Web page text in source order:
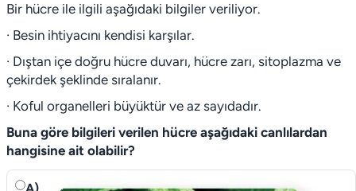
Bir hücre ile ilgili aşağıdaki bilgiler veriliyor.
· Besin ihtiyacını kendisi karşılar.
· Dıştan içe doğru hücre duvarı, hücre zarı, sitoplazma ve
çekirdek şeklinde sıralanır.
· Koful organelleri büyüktür ve az sayıdadır.
Buna göre bilgileri verilen hücre aşağıdaki canlılardan
hangisine ait olabilir?